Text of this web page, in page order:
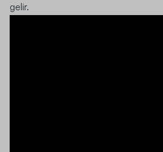
gelir.